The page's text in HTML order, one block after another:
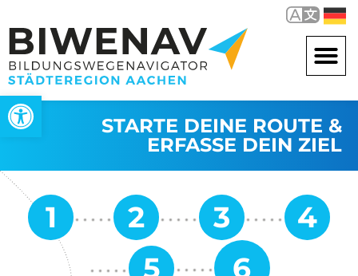
Werkzeugleiste öffnen
STARTE DEINE ROUTE &
ERFASSE DEIN ZIEL